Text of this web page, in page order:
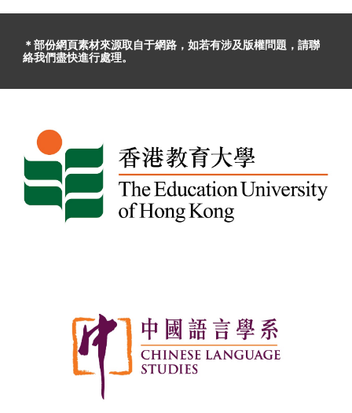
＊部份網頁素材來源取自于網路，如若有涉及版權問題 ，請聯
絡我們盡快進行處理。